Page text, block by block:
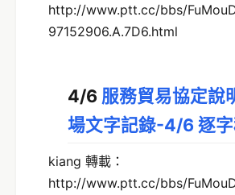
http://www.ptt.cc/bbs/
97152906.A.7D6.html
4/6 服務貿易協定說
場文字記錄-4/6 逐
kiang 轉載：
http://www.ptt.cc/bbs/